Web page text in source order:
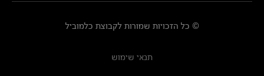
© כל הזכויות שמורות לקבוצת כלמוביל
תנאי שימוש